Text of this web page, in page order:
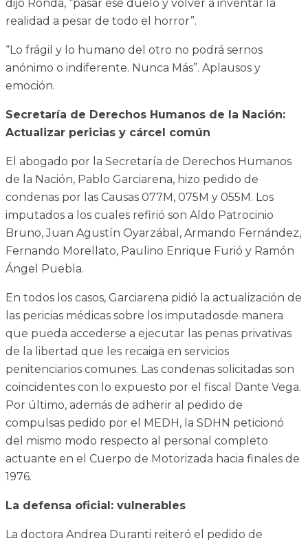
dijo Ronda, “pasar ese duelo y volver a inventar la
realidad a pesar de todo el horror”.
“Lo frágil y lo humano del otro no podrá sernos
anónimo o indiferente. Nunca Más”. Aplausos y
emoción.
Secretaría de Derechos Humanos de la Nación:
Actualizar pericias y cárcel común
El abogado por la Secretaría de Derechos Humanos
de la Nación, Pablo Garciarena, hizo pedido de
condenas por las Causas 077M, 075M y 055M. Los
imputados a los cuales refirió son Aldo Patrocinio
Bruno, Juan Agustín Oyarzábal, Armando Fernández,
Fernando Morellato, Paulino Enrique Furió y Ramón
Ángel Puebla.
En todos los casos, Garciarena pidió la actualización de
las pericias médicas sobre los imputadosde manera
que pueda accederse a ejecutar las penas privativas
de la libertad que les recaiga en servicios
penitenciarios comunes. Las condenas solicitadas son
coincidentes con lo expuesto por el fiscal Dante Vega.
Por último, además de adherir al pedido de
compulsas pedido por el MEDH, la SDHN peticionó
del mismo modo respecto al personal completo
actuante en el Cuerpo de Motorizada hacia finales de
1976.
La defensa oficial: vulnerables
La doctora Andrea Duranti reiteró el pedido de